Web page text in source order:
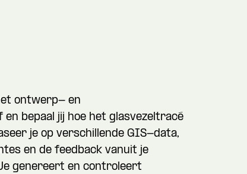
ontwerp- en
bepaal jij hoe het glasvezeltracé
je op verschillende GIS-data,
en de feedback vanuit je
genereert en controleert